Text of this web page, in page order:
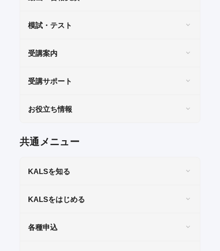
講義サンプル動画
校舎ポータルサイト
よくある質問
模試・テスト
受講案内
受講サポート
お役立ち情報
共通メニュー
KALSを知る
KALSをはじめる
各種申込